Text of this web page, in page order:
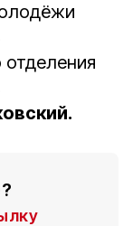
отделения